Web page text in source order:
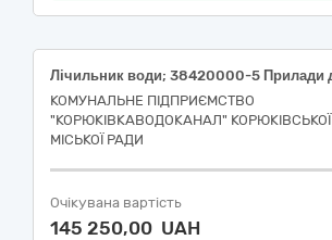
КОМУНАЛЬНЕ ПІДПРИЄМСТВО
"КОРЮКІВКАВОДОКАНАЛ" КОРЮКІВСЬКОЇ
МІСЬКОЇ РАДИ
Очікувана вартість
145 250,00 UAH